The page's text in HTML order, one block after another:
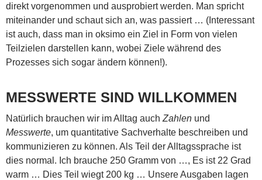
direkt vorgenommen und ausprobiert werden. Man spricht
miteinander und schaut sich an, was passiert … (Interessant
ist auch, dass man in oksimo ein Ziel in Form von vielen
Teilzielen darstellen kann, wobei Ziele während des
Prozesses sich sogar ändern können!).
MESSWERTE SIND WILLKOMMEN
Natürlich brauchen wir im Alltag auch Zahlen und
Messwerte, um quantitative Sachverhalte beschreiben und
kommunizieren zu können. Als Teil der Alltagssprache ist
dies normal. Ich brauche 250 Gramm von …, Es ist 22 Grad
warm … Dies Teil wiegt 200 kg … Unsere Ausgaben lagen